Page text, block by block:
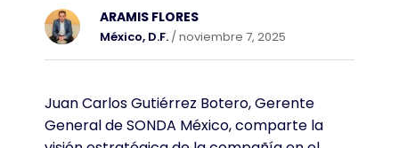
ARAMIS FLORES
México, D.F. / noviembre 7, 2025
Juan Carlos Gutiérrez Botero, Gerente
General de SONDA México, comparte la